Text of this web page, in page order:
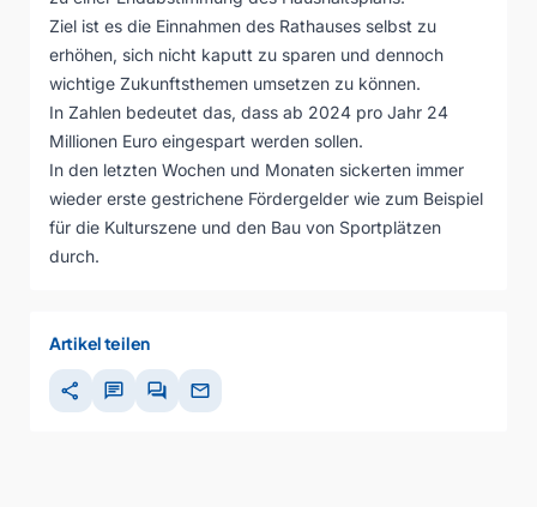
Ziel ist es die Einnahmen des Rathauses selbst zu
erhöhen, sich nicht kaputt zu sparen und dennoch
wichtige Zukunftsthemen umsetzen zu können.
In Zahlen bedeutet das, dass ab 2024 pro Jahr 24
Millionen Euro eingespart werden sollen.
In den letzten Wochen und Monaten sickerten immer
wieder erste gestrichene Fördergelder wie zum Beispiel
für die Kulturszene und den Bau von Sportplätzen
durch.
Artikel teilen
share chat forum mail